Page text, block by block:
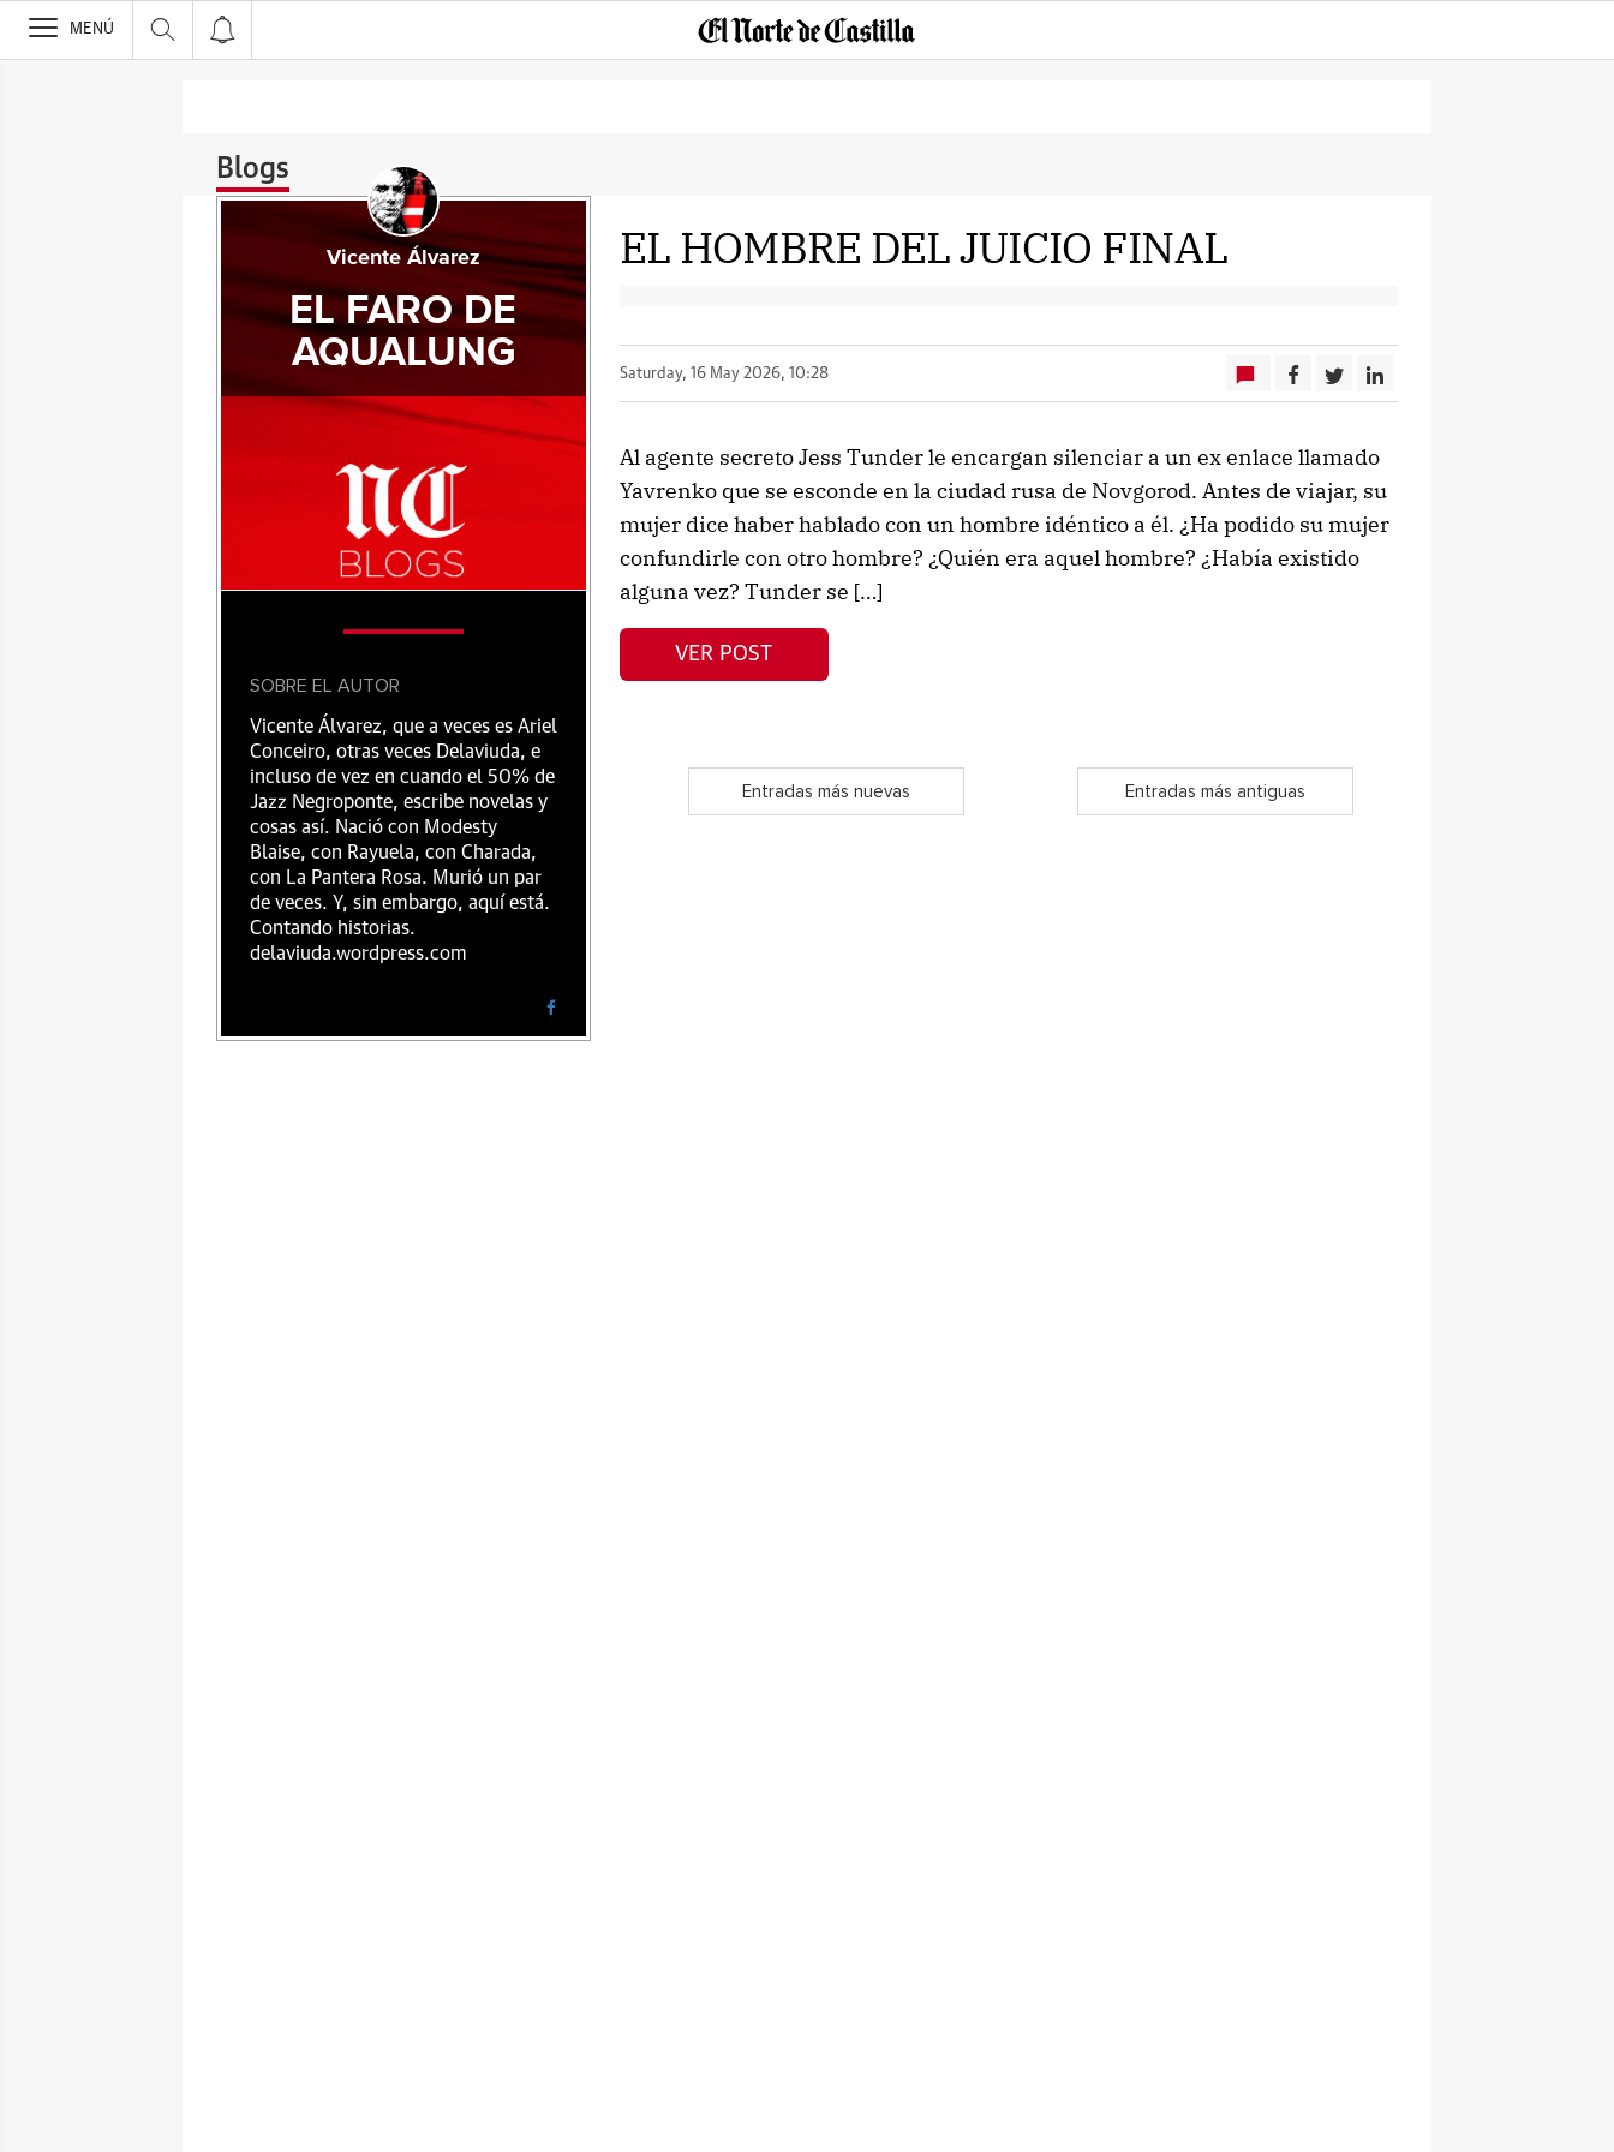
>
MENÚ
Blogs
EL HOMBRE DEL JUICIO FINAL
Saturday, 16 May 2026, 10:28
Al agente secreto Jess Tunder le encargan silenciar a un ex enlace llamado
Yavrenko que se esconde en la ciudad rusa de Novgorod. Antes de viajar, su
mujer dice haber hablado con un hombre idéntico a él. ¿Ha podido su mujer
confundirle con otro hombre? ¿Quién era aquel hombre? ¿Había existido
alguna vez? Tunder se […]
VER POST
Entradas más nuevas Entradas más antiguas
Vicente Álvarez
EL FARO DE
AQUALUNG
SOBRE EL AUTOR
Vicente Álvarez, que a veces es Ariel
Conceiro, otras veces Delaviuda, e
incluso de vez en cuando el 50% de
Jazz Negroponte, escribe novelas y
cosas así. Nació con Modesty
Blaise, con Rayuela, con Charada,
con La Pantera Rosa. Murió un par
de veces. Y, sin embargo, aquí está.
Contando historias.
delaviuda.wordpress.com